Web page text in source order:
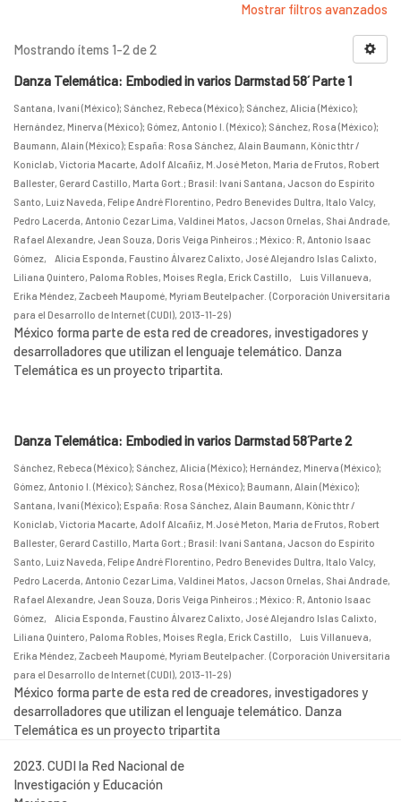
Mostrar filtros avanzados
Mostrando ítems 1-2 de 2
Danza Telemática: Embodied in varios Darmstad 58´ Parte 1
Santana, Ivani (México); Sánchez, Rebeca (México); Sánchez, Alicia (México);
Hernández, Minerva (México); Gómez, Antonio I. (México); Sánchez, Rosa (México);
Baumann, Alain (México); España: Rosa Sánchez, Alain Baumann, Kònic thtr /
Koniclab, Victoria Macarte, Adolf Alcañiz, M.José Meton, Maria de Frutos, Robert
Ballester, Gerard Castillo, Marta Gort. ; Brasil: Ivani Santana, Jacson do Espírito
Santo, Luiz Naveda, Felipe André Florentino, Pedro Benevides Dultra, Italo Valcy,
Pedro Lacerda, Antonio Cezar Lima, Valdinei Matos, Jacson Ornelas, Shai Andrade,
Rafael Alexandre, Jean Souza, Doris Veiga Pinheiros. ; México: R, Antonio Isaac
Gómez, Alicia Esponda, Faustino Álvarez Calixto, José Alejandro Islas Calixto,
Liliana Quintero, Paloma Robles, Moises Regla, Erick Castillo, Luis Villanueva,
Erika Méndez, Zacbeeh Maupomé, Myriam Beutelpacher. (Corporación Universitaria
para el Desarrollo de Internet (CUDI), 2013-11-29)
México forma parte de esta red de creadores, investigadores y
desarrolladores que utilizan el lenguaje telemático. Danza
Telemática es un proyecto tripartita.
Danza Telemática: Embodied in varios Darmstad 58´Parte 2
Sánchez, Rebeca (México); Sánchez, Alicia (México); Hernández, Minerva (México);
Gómez, Antonio I. (México); Sánchez, Rosa (México); Baumann, Alain (México);
Santana, Ivani (México); España: Rosa Sánchez, Alain Baumann, Kònic thtr /
Koniclab, Victoria Macarte, Adolf Alcañiz, M.José Meton, Maria de Frutos, Robert
Ballester, Gerard Castillo, Marta Gort. ; Brasil: Ivani Santana, Jacson do Espírito
Santo, Luiz Naveda, Felipe André Florentino, Pedro Benevides Dultra, Italo Valcy,
Pedro Lacerda, Antonio Cezar Lima, Valdinei Matos, Jacson Ornelas, Shai Andrade,
Rafael Alexandre, Jean Souza, Doris Veiga Pinheiros. ; México: R, Antonio Isaac
Gómez, Alicia Esponda, Faustino Álvarez Calixto, José Alejandro Islas Calixto,
Liliana Quintero, Paloma Robles, Moises Regla, Erick Castillo, Luis Villanueva,
Erika Méndez, Zacbeeh Maupomé, Myriam Beutelpacher. (Corporación Universitaria
para el Desarrollo de Internet (CUDI), 2013-11-29)
México forma parte de esta red de creadores, investigadores y
desarrolladores que utilizan el lenguaje telemático. Danza
Telemática es un proyecto tripartita
2023. CUDI la Red Nacional de
Investigación y Educación